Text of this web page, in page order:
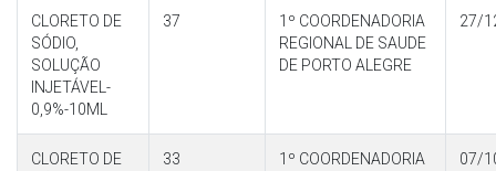
CLORETO DE
SÓDIO,
SOLUÇÃO
INJETÁVEL-
0,9%-10ML
37
1º COORDENADORIA
REGIONAL DE SAUDE
DE PORTO ALEGRE
27/
CLORETO DE
33
1º COORDENADORIA
07/